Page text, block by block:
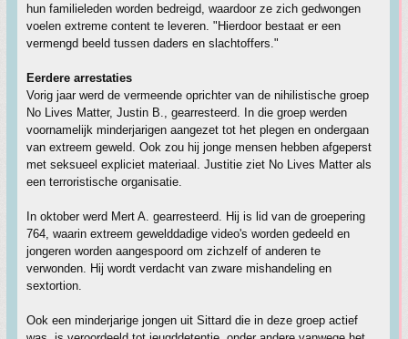
hun familieleden worden bedreigd, waardoor ze zich gedwongen
voelen extreme content te leveren. "Hierdoor bestaat er een
vermengd beeld tussen daders en slachtoffers."
Eerdere arrestaties
Vorig jaar werd de vermeende oprichter van de nihilistische groep
No Lives Matter, Justin B., gearresteerd. In die groep werden
voornamelijk minderjarigen aangezet tot het plegen en ondergaan
van extreem geweld. Ook zou hij jonge mensen hebben afgeperst
met seksueel expliciet materiaal. Justitie ziet No Lives Matter als
een terroristische organisatie.
In oktober werd Mert A. gearresteerd. Hij is lid van de groepering
764, waarin extreem gewelddadige video's worden gedeeld en
jongeren worden aangespoord om zichzelf of anderen te
verwonden. Hij wordt verdacht van zware mishandeling en
sextortion.
Ook een minderjarige jongen uit Sittard die in deze groep actief